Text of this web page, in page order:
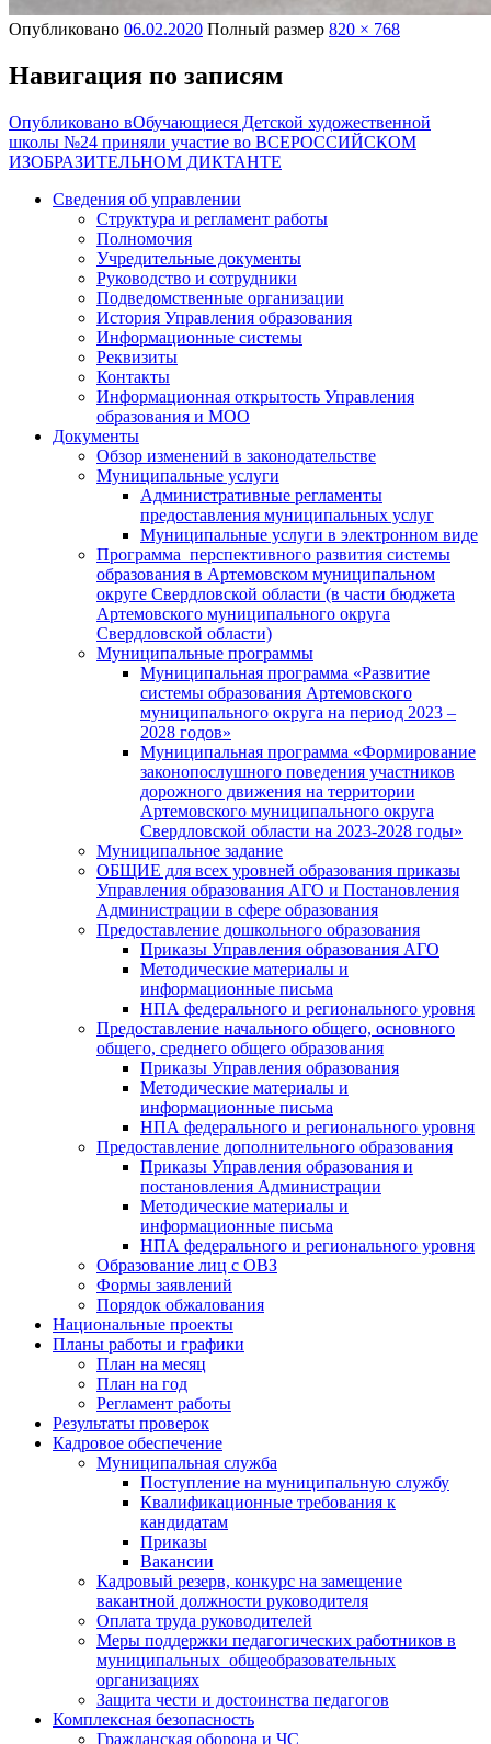
Опубликовано 06.02.2020 Полный размер 820 × 768
Навигация по записям
Опубликовано вОбучающиеся Детской художественной
школы №24 приняли участие во ВСЕРОССИЙСКОМ
ИЗОБРАЗИТЕЛЬНОМ ДИКТАНТЕ
Сведения об управлении
Структура и регламент работы
Полномочия
Учредительные документы
Руководство и сотрудники
Подведомственные организации
История Управления образования
Информационные системы
Реквизиты
Контакты
Информационная открытость Управления
образования и МОО
Документы
Обзор изменений в законодательстве
Муниципальные услуги
Административные регламенты
предоставления муниципальных услуг
Муниципальные услуги в электронном виде
Программа перспективного развития системы
образования в Артемовском муниципальном
округе Свердловской области (в части бюджета
Артемовского муниципального округа
Свердловской области)
Муниципальные программы
Муниципальная программа «Развитие
системы образования Артемовского
муниципального округа на период 2023 –
2028 годов»
Муниципальная программа «Формирование
законопослушного поведения участников
дорожного движения на территории
Артемовского муниципального округа
Свердловской области на 2023-2028 годы»
Муниципальное задание
ОБЩИЕ для всех уровней образования приказы
Управления образования АГО и Постановления
Администрации в сфере образования
Предоставление дошкольного образования
Приказы Управления образования АГО
Методические материалы и
информационные письма
НПА федерального и регионального уровня
Предоставление начального общего, основного
общего, среднего общего образования
Приказы Управления образования
Методические материалы и
информационные письма
НПА федерального и регионального уровня
Предоставление дополнительного образования
Приказы Управления образования и
постановления Администрации
Методические материалы и
информационные письма
НПА федерального и регионального уровня
Образование лиц с ОВЗ
Формы заявлений
Порядок обжалования
Национальные проекты
Планы работы и графики
План на месяц
План на год
Регламент работы
Результаты проверок
Кадровое обеспечение
Муниципальная служба
Поступление на муниципальную службу
Квалификационные требования к
кандидатам
Приказы
Вакансии
Кадровый резерв, конкурс на замещение
вакантной должности руководителя
Оплата труда руководителей
Меры поддержки педагогических работников в
муниципальных общеобразовательных
организациях
Защита чести и достоинства педагогов
Комплексная безопасность
Гражданская оборона и ЧС